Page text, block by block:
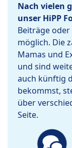
Nach vielen
unser HiPP
Beiträge
möglich. Die
Mamas und
und sind
auch künftig
bekommst,
über
Seite.